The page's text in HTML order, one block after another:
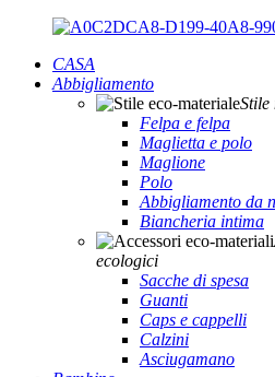
CASA
Abbigliamento
Stile
Felpa e felpa
Maglietta e polo
Maglione
Polo
Abbigliamento da
Biancheria intima
ecologici
Sacche di spesa
Guanti
Caps e cappelli
Calzini
Asciugamano